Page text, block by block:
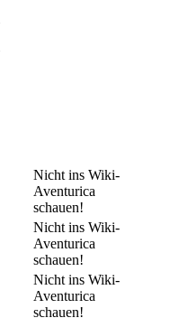
Nicht ins Wiki-
Aventurica
schauen!
Nicht ins Wiki-
Aventurica
schauen!
Nicht ins Wiki-
Aventurica
schauen!